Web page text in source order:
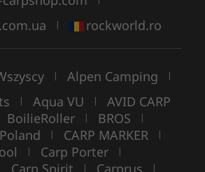
| rockworld.ro
| Alpen Camping |
| Aqua VU | AVID CARP
BoilieRoller | BROS |
| CARP MARKER |
| Carp Porter |
Carp Spirit | Carprus |